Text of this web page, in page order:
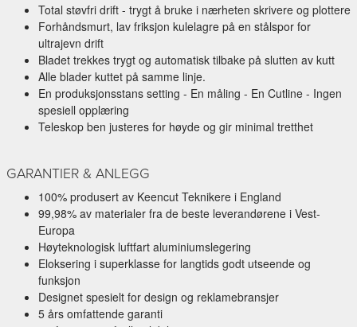
Total støvfri drift - trygt å bruke i nærheten skrivere og plottere
Forhåndsmurt, lav friksjon kulelagre på en stålspor for
ultrajevn drift
Bladet trekkes trygt og automatisk tilbake på slutten av kutt
Alle blader kuttet på samme linje.
En produksjonsstans setting - En måling - En Cutline - Ingen
spesiell opplæring
Teleskop ben justeres for høyde og gir minimal tretthet
GARANTIER & ANLEGG
100% produsert av Keencut Teknikere i England
99,98% av materialer fra de beste leverandørene i Vest-
Europa
Høyteknologisk luftfart aluminiumslegering
Eloksering i superklasse for langtids godt utseende og
funksjon
Designet spesielt for design og reklamebransjer
5 års omfattende garanti